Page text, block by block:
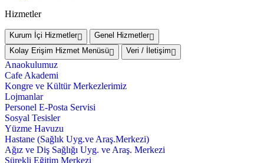
Hizmetler
Kurum İçi Hizmetler
Genel Hizmetler
Kolay Erişim Hizmet Menüsü
Veri / İletişim
Anaokulumuz
Cafe Akademi
Kongre ve Kültür Merkezlerimiz
Lojmanlar
Personel E-Posta Servisi
Sosyal Tesisler
Yüzme Havuzu
Hastane (Sağlık Uyg.ve Araş.Merkezi)
Ağız ve Diş Sağlığı Uyg. ve Araş. Merkezi
Sürekli Eğitim Merkezi